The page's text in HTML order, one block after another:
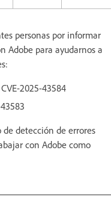
personas por informar
Adobe para ayudarnos a
2025-43584
detección de errores
con Adobe como